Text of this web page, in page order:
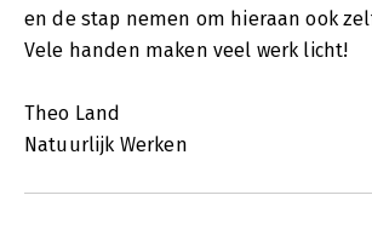
en de stap nemen om hieraan ook
Vele handen maken veel werk licht!
Theo Land
Natuurlijk Werken